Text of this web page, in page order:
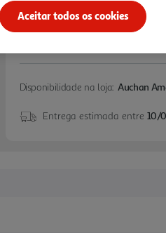
Disponibilidade na loja: Auchan
Entrega estimada entre 10/
Aceitar todos os cookies